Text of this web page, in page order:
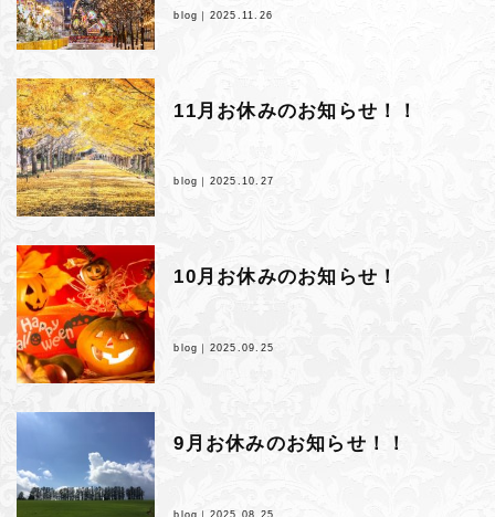
blog｜ 2025.11.26
11月お休みのお知らせ！！
blog｜ 2025.10.27
10月お休みのお知らせ！
blog｜ 2025.09.25
9月お休みのお知らせ！！